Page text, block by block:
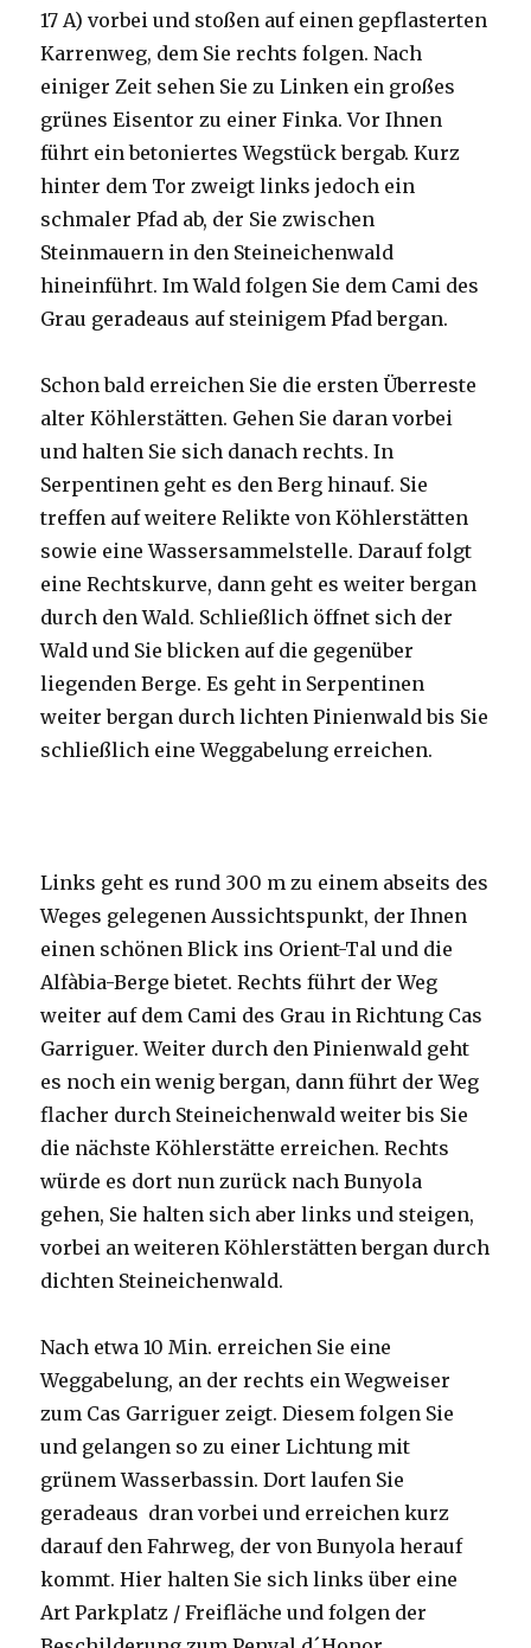
17 A) vorbei und stoßen auf einen gepflasterten
Karrenweg, dem Sie rechts folgen. Nach
einiger Zeit sehen Sie zu Linken ein großes
grünes Eisentor zu einer Finka. Vor Ihnen
führt ein betoniertes Wegstück bergab. Kurz
hinter dem Tor zweigt links jedoch ein
schmaler Pfad ab, der Sie zwischen
Steinmauern in den Steineichenwald
hineinführt. Im Wald folgen Sie dem Cami des
Grau geradeaus auf steinigem Pfad bergan.
Schon bald erreichen Sie die ersten Überreste
alter Köhlerstätten. Gehen Sie daran vorbei
und halten Sie sich danach rechts. In
Serpentinen geht es den Berg hinauf. Sie
treffen auf weitere Relikte von Köhlerstätten
sowie eine Wassersammelstelle. Darauf folgt
eine Rechtskurve, dann geht es weiter bergan
durch den Wald. Schließlich öffnet sich der
Wald und Sie blicken auf die gegenüber
liegenden Berge. Es geht in Serpentinen
weiter bergan durch lichten Pinienwald bis Sie
schließlich eine Weggabelung erreichen.
Links geht es rund 300 m zu einem abseits des
Weges gelegenen Aussichtspunkt, der Ihnen
einen schönen Blick ins Orient-Tal und die
Alfàbia-Berge bietet. Rechts führt der Weg
weiter auf dem Cami des Grau in Richtung Cas
Garriguer. Weiter durch den Pinienwald geht
es noch ein wenig bergan, dann führt der Weg
flacher durch Steineichenwald weiter bis Sie
die nächste Köhlerstätte erreichen. Rechts
würde es dort nun zurück nach Bunyola
gehen, Sie halten sich aber links und steigen,
vorbei an weiteren Köhlerstätten bergan durch
dichten Steineichenwald.
Nach etwa 10 Min. erreichen Sie eine
Weggabelung, an der rechts ein Wegweiser
zum Cas Garriguer zeigt. Diesem folgen Sie
und gelangen so zu einer Lichtung mit
grünem Wasserbassin. Dort laufen Sie
geradeaus dran vorbei und erreichen kurz
darauf den Fahrweg, der von Bunyola herauf
kommt. Hier halten Sie sich links über eine
Art Parkplatz / Freifläche und folgen der